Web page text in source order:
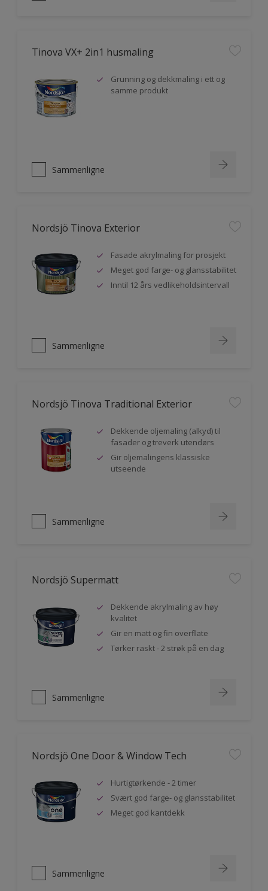
Tinova VX+ 2in1 husmaling
Grunning og dekkmaling i ett og
samme produkt
Sammenligne
Nordsjö Tinova Exterior
Fasade akrylmaling for prosjekt
Meget god farge- og glansstabilitet
Inntil 12 års vedlikeholdsintervall
Sammenligne
Nordsjö Tinova Traditional Exterior
Dekkende oljemaling (alkyd) til
fasader og treverk utendørs
Gir oljemalingens klassiske
utseende
Sammenligne
Nordsjö Supermatt
Dekkende akrylmaling av høy
kvalitet
Gir en matt og fin overflate
Tørker raskt - 2 strøk på en dag
Sammenligne
Nordsjö One Door & Window Tech
Hurtigtørkende - 2 timer
Svært god farge- og glansstabilitet
Meget god kantdekk
Sammenligne